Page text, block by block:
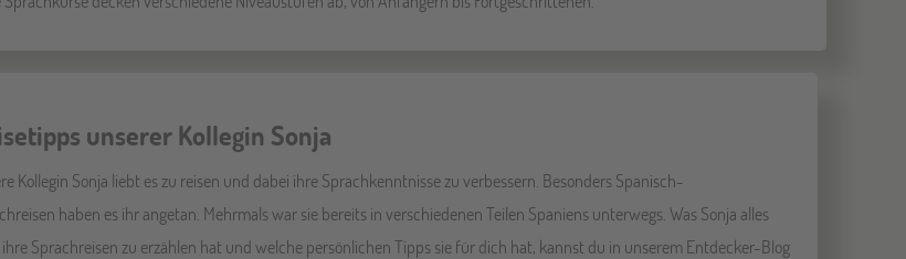
unserer Kollegin Sonja
Kollegin Sonja liebt es zu reisen und dabei ihre Sprachkenntnisse zu verbessern. Besonders Spanisch-
haben es ihr angetan. Mehrmals war sie bereits in verschiedenen Teilen Spaniens unterwegs. Was Sonja alles
Sprachreisen zu erzählen hat und welche persönlichen Tipps sie für dich hat, kannst du in unserem Entdecker-Blog